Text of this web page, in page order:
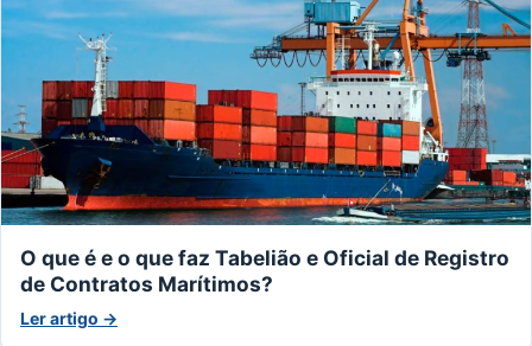
O que é e o que faz Tabelião e Oficial de Registro
de Contratos Marítimos?
Ler artigo →